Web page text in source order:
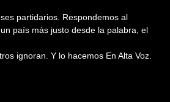
partidarios. Respondemos al
país más justo desde la palabra, el
ignoran. Y lo hacemos En Alta Voz.